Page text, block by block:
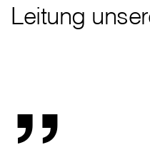
Leitung
„